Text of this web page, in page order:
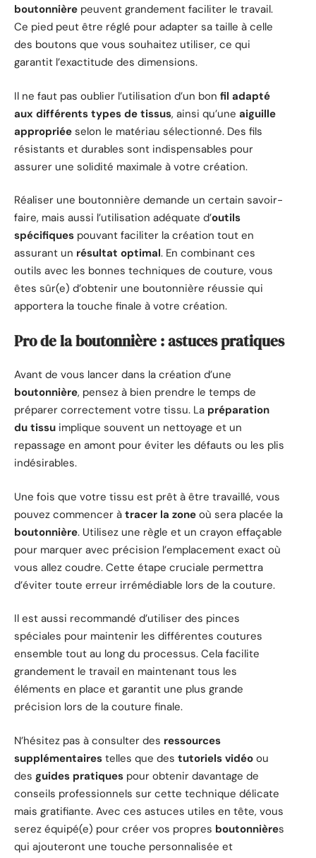
boutonnière peuvent grandement faciliter le travail.
Ce pied peut être réglé pour adapter sa taille à celle
des boutons que vous souhaitez utiliser, ce qui
garantit l’exactitude des dimensions.
Il ne faut pas oublier l’utilisation d’un bon fil adapté
aux différents types de tissus, ainsi qu’une aiguille
appropriée selon le matériau sélectionné. Des fils
résistants et durables sont indispensables pour
assurer une solidité maximale à votre création.
Réaliser une boutonnière demande un certain savoir-
faire, mais aussi l’utilisation adéquate d’outils
spécifiques pouvant faciliter la création tout en
assurant un résultat optimal. En combinant ces
outils avec les bonnes techniques de couture, vous
êtes sûr(e) d’obtenir une boutonnière réussie qui
apportera la touche finale à votre création.
Pro de la boutonnière : astuces pratiques
Avant de vous lancer dans la création d’une
boutonnière, pensez à bien prendre le temps de
préparer correctement votre tissu. La préparation
du tissu implique souvent un nettoyage et un
repassage en amont pour éviter les défauts ou les plis
indésirables.
Une fois que votre tissu est prêt à être travaillé, vous
pouvez commencer à tracer la zone où sera placée la
boutonnière. Utilisez une règle et un crayon effaçable
pour marquer avec précision l’emplacement exact où
vous allez coudre. Cette étape cruciale permettra
d’éviter toute erreur irrémédiable lors de la couture.
Il est aussi recommandé d’utiliser des pinces
spéciales pour maintenir les différentes coutures
ensemble tout au long du processus. Cela facilite
grandement le travail en maintenant tous les
éléments en place et garantit une plus grande
précision lors de la couture finale.
N’hésitez pas à consulter des ressources
supplémentaires telles que des tutoriels vidéo ou
des guides pratiques pour obtenir davantage de
conseils professionnels sur cette technique délicate
mais gratifiante. Avec ces astuces utiles en tête, vous
serez équipé(e) pour créer vos propres boutonnières
qui ajouteront une touche personnalisée et